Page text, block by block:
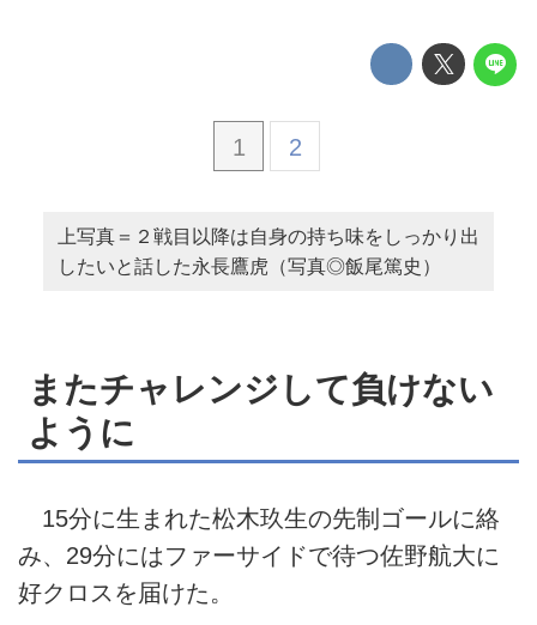
1 2
上写真＝２戦目以降は自身の持ち味をしっかり出
したいと話した永長鷹虎（写真◎飯尾篤史）
またチャレンジして負けない
ように
15分に生まれた松木玖生の先制ゴールに絡
み、29分にはファーサイドで待つ佐野航大に
好クロスを届けた。